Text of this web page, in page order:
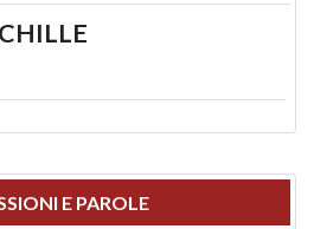
E PAROLE